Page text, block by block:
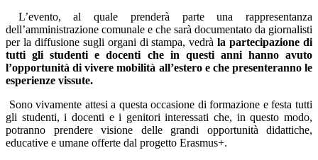
L’evento, al quale prenderà parte una rappresentanza
dell’amministrazione comunale e che sarà documentato da giornalisti
per la diffusione sugli organi di stampa, vedràla partecipazione di
tutti gli studenti e docenti che in questi anni hanno avuto
l’opportunità di vivere mobilità all’estero e che presenteranno le
esperienze vissute.
Sono vivamente attesi a questa occasione di formazione e festa tutti
gli studenti, i docenti e i genitori interessati che, in questo modo,
potranno prendere visione delle grandi opportunità didattiche,
educative e umane offerte dal progetto Erasmus+.